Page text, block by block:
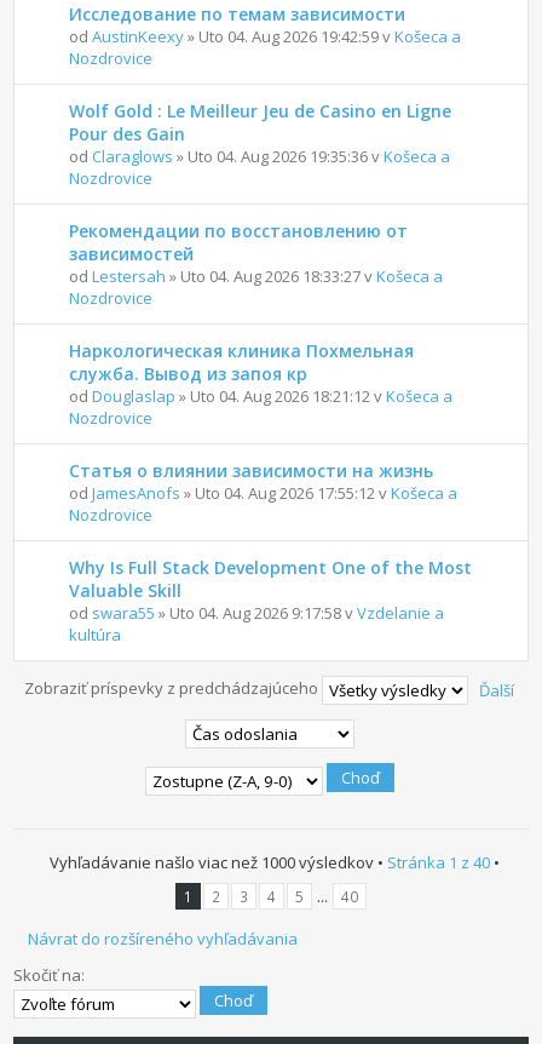
Исследование по темам зависимости
odAustinKeexy» Uto 04. Aug 2026 19:42:59 vKošeca a
Nozdrovice
Wolf Gold : Le Meilleur Jeu de Casino en Ligne
Pour des Gain
od Claraglows » Uto 04. Aug 2026 19:35:36 vKošeca a
Nozdrovice
Рекомендации по восстановлению от
зависимостей
odLestersah » Uto 04. Aug 2026 18:33:27 vKošeca a
Nozdrovice
Наркологическая клиника Похмельная
служба. Вывод из запоя кр
odDouglaslap » Uto 04. Aug 2026 18:21:12 vKošeca a
Nozdrovice
Статья о влиянии зависимости на жизнь
odJamesAnofs » Uto 04. Aug 2026 17:55:12 vKošeca a
Nozdrovice
Why Is Full Stack Development One of the Most
Valuable Skill
od swara55 » Uto 04. Aug 2026 9:17:58 vVzdelanie a
kultúra
Ďalší
Zobraziť príspevky z predchádzajúceho
Vyhľadávanie našlo viac než 1000 výsledkov • Stránka 1 z 40•
1 2 3 4 5 ... 40
Návrat do rozšíreného vyhľadávania
Skočiť na: